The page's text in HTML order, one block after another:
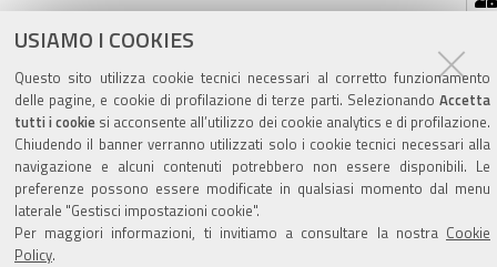
USIAMO I COOKIES
Questo sito utilizza cookie tecnici necessari al corretto funzionamento
delle pagine, e cookie di profilazione di terze parti. Selezionando Accetta
tutti i cookie si acconsente all’utilizzo dei cookie analytics e di profilazione.
Chiudendo il banner verranno utilizzati solo i cookie tecnici necessari alla
navigazione e alcuni contenuti potrebbero non essere disponibili. Le
preferenze possono essere modificate in qualsiasi momento dal menu
laterale "Gestisci impostazioni cookie".
Per maggiori informazioni, ti invitiamo a consultare la nostra Cookie
Policy.
Valuta questo sito
Sito istituzionale Comune di Zola Predosa